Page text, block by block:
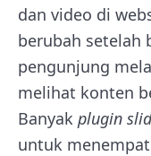
dan video di
berubah setelah
pengunjung
melihat konten
Banyak plugin
untuk